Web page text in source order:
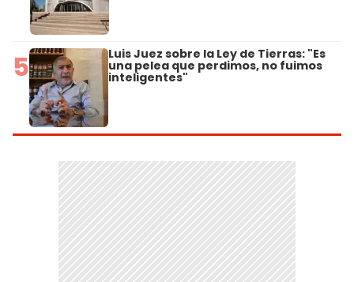
5 Luis Juez sobre la Ley de Tierras: "Es
una pelea que perdimos, no fuimos
inteligentes"